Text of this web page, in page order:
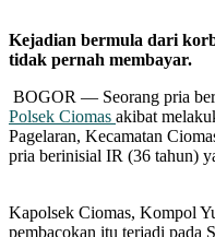
Kejadian bermula dari
tidak pernah membayar.
BOGOR — Seorang pria
Polsek Ciomas akibat
Pagelaran, Kecamatan
pria berinisial IR (36 tahun)
Kapolsek Ciomas, Kompol
pembacokan itu terjadi pada